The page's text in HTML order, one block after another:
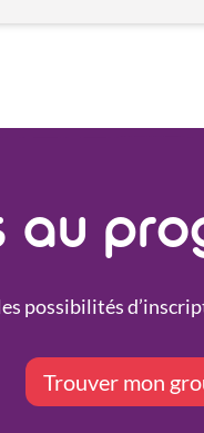
au
possibilités
Trouver mon